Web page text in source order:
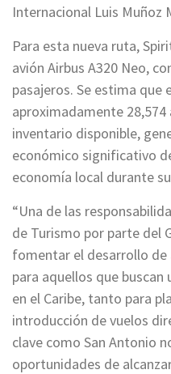
Internacional Luis Muñoz
Para esta nueva ruta,
avión Airbus A320 Neo,
pasajeros. Se estima que
aproximadamente
inventario disponible,
económico significativo
economía local durante
“Una de las
de Turismo por parte del
fomentar el desarrollo de
para aquellos que
en el Caribe, tanto para
introducción de vuelos
clave como San Antonio
oportunidades de